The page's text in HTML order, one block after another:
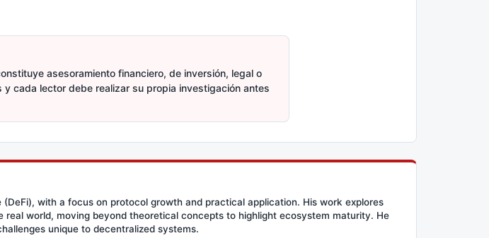
asesoramiento financiero, de inversión, legal o
cada lector debe realizar su propia investigación antes
with a focus on protocol growth and practical application. His work explores
real world, moving beyond theoretical concepts to highlight ecosystem maturity. He
unique to decentralized systems.